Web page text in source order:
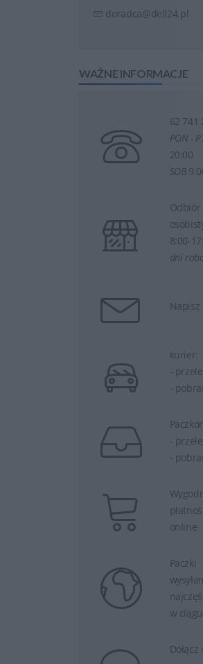
doradca@dell24.pl
WAŻNE INFORMACJE
62 741
PON -
20:00
SOB
Odbiór
8:00-
dni
Napisz
kurier:
-
-
-
-
online
Paczki
w